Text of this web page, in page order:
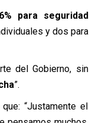
para seguridad
y dos para
del Gobierno, sin
”.
“Justamente el